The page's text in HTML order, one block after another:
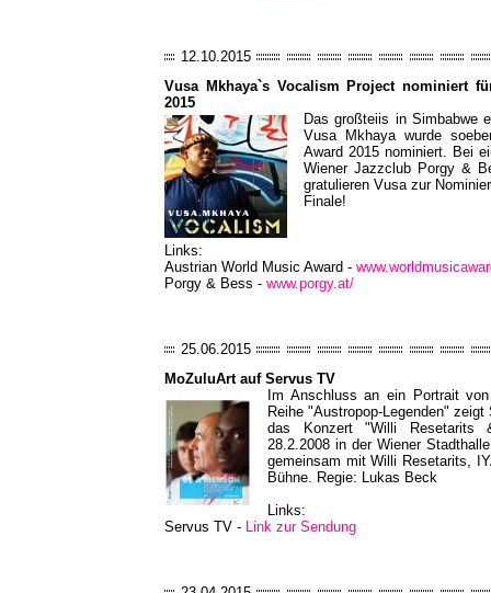
12.10.2015
Vusa Mkhaya`s Vocalism Project nominiert
2015
Das großteiis in Simbabwe
Vusa Mkhaya wurde
Award 2015 nominiert. Bei
Wiener Jazzclub Porgy &
gratulieren Vusa zur
Finale!
Links:
Austrian World Music Award -
Porgy & Bess - www.porgy.at/
25.06.2015
MoZuluArt auf Servus TV
Im Anschluss an ein Portrait
Reihe "Austropop-Legenden"
das Konzert "Willi Resetarits
28.2.2008 in der Wiener
gemeinsam mit Willi Resetarits,
Bühne. Regie: Lukas Beck
Links:
Servus TV - Link zur Sendung